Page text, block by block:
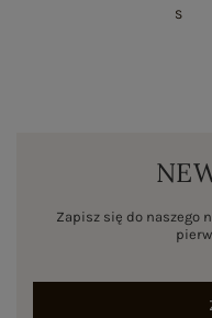
S
Zapisz się do naszego